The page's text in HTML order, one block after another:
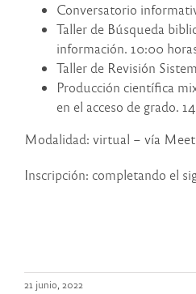
Conversatorio
Taller de Búsqueda
información. 10:00
Taller de Revisión
Producción científica
en el acceso de grado.
Modalidad: virtual – vía Meet
Inscripción: completando el
21 junio, 2022